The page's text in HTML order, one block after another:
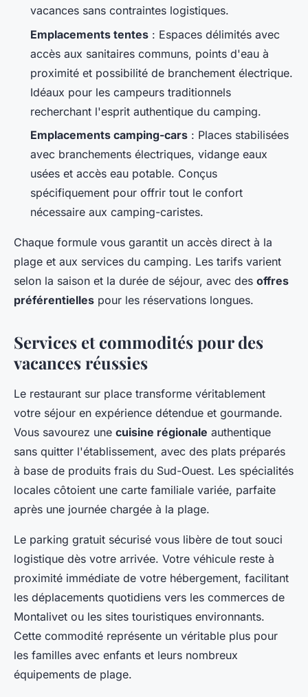
vacances sans contraintes logistiques.
Emplacements tentes : Espaces délimités avec
accès aux sanitaires communs, points d'eau à
proximité et possibilité de branchement électrique.
Idéaux pour les campeurs traditionnels
recherchant l'esprit authentique du camping.
Emplacements camping-cars : Places stabilisées
avec branchements électriques, vidange eaux
usées et accès eau potable. Conçus
spécifiquement pour offrir tout le confort
nécessaire aux camping-caristes.
Chaque formule vous garantit un accès direct à la
plage et aux services du camping. Les tarifs varient
selon la saison et la durée de séjour, avec des offres
préférentielles pour les réservations longues.
Services et commodités pour des
vacances réussies
Le restaurant sur place transforme véritablement
votre séjour en expérience détendue et gourmande.
Vous savourez une cuisine régionale authentique
sans quitter l'établissement, avec des plats préparés
à base de produits frais du Sud-Ouest. Les spécialités
locales côtoient une carte familiale variée, parfaite
après une journée chargée à la plage.
Le parking gratuit sécurisé vous libère de tout souci
logistique dès votre arrivée. Votre véhicule reste à
proximité immédiate de votre hébergement, facilitant
les déplacements quotidiens vers les commerces de
Montalivet ou les sites touristiques environnants.
Cette commodité représente un véritable plus pour
les familles avec enfants et leurs nombreux
équipements de plage.